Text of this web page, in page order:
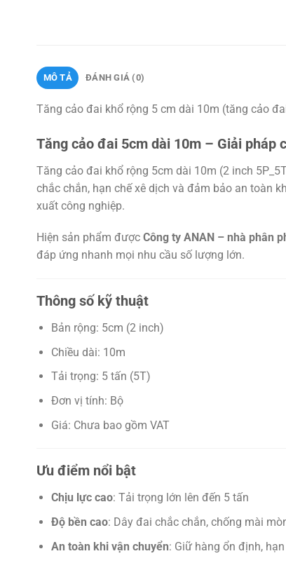
MÔ TẢ ĐÁNH GIÁ (0)
Tăng cảo đai khổ rộng 5 cm dài 10m (tăng cảo
Tăng cảo đai 5cm dài 10m – Giải pháp
Tăng cảo đai khổ rộng 5cm dài 10m (2 inch
chắc chắn, hạn chế xê dịch và đảm bảo an toàn
xuất công nghiệp.
Hiện sản phẩm được Công ty ANAN – nhà phân
đáp ứng nhanh mọi nhu cầu số lượng lớn.
Thông số kỹ thuật
Bản rộng: 5cm (2 inch)
Chiều dài: 10m
Tải trọng: 5 tấn (5T)
Đơn vị tính: Bộ
Giá: Chưa bao gồm VAT
Ưu điểm nổi bật
Chịu lực cao: Tải trọng lớn lên đến 5 tấn
Độ bền cao: Dây đai chắc chắn, chống mài
An toàn khi vận chuyển: Giữ hàng ổn định,